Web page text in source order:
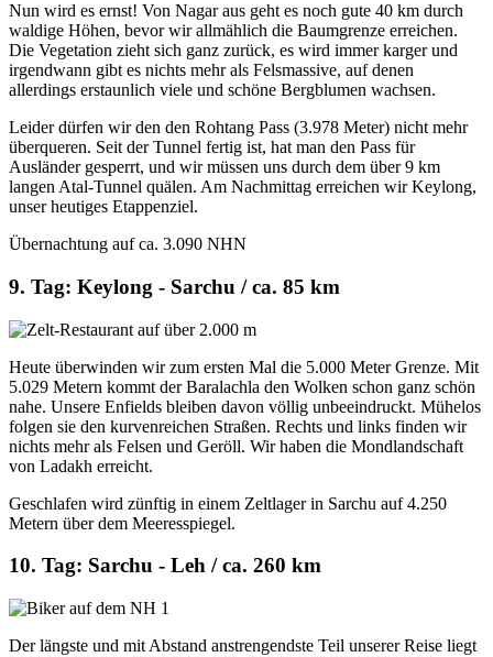
Nun wird es ernst! Von Nagar aus geht es noch gute 40 km durch
waldige Höhen, bevor wir allmählich die Baumgrenze erreichen.
Die Vegetation zieht sich ganz zurück, es wird immer karger und
irgendwann gibt es nichts mehr als Felsmassive, auf denen
allerdings erstaunlich viele und schöne Bergblumen wachsen.
Leider dürfen wir den den Rohtang Pass (3.978 Meter) nicht mehr
überqueren. Seit der Tunnel fertig ist, hat man den Pass für
Ausländer gesperrt, und wir müssen uns durch dem über 9 km
langen Atal-Tunnel quälen. Am Nachmittag erreichen wir Keylong,
unser heutiges Etappenziel.
Übernachtung auf ca. 3.090 NHN
9. Tag: Keylong - Sarchu / ca. 85 km
Heute überwinden wir zum ersten Mal die 5.000 Meter Grenze. Mit
5.029 Metern kommt der Baralachla den Wolken schon ganz schön
nahe. Unsere Enfields bleiben davon völlig unbeeindruckt. Mühelos
folgen sie den kurvenreichen Straßen. Rechts und links finden wir
nichts mehr als Felsen und Geröll. Wir haben die Mondlandschaft
von Ladakh erreicht.
Geschlafen wird zünftig in einem Zeltlager in Sarchu auf 4.250
Metern über dem Meeresspiegel.
10. Tag: Sarchu - Leh / ca. 260 km
Der längste und mit Abstand anstrengendste Teil unserer Reise liegt